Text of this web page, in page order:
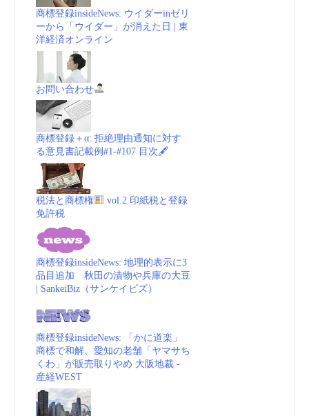
商標登録insideNews: ウイダーinゼリ
ーから「ウイダー」が消えた日 | 東
洋経済オンライン
お問い合わせ
商標登録＋α: 拒絶理由通知に対す
る意見書記載例#1-#107 目次🖋
税法と商標権
vol.2 印紙税と登録
免許税
商標登録insideNews: 地理的表示に3
品目追加 秋田の漬物や兵庫の大豆
| SankeiBiz（サンケイビズ）
商標登録insideNews: 「かに道楽」
商標で和解、愛知の老舗「ヤマサち
くわ」が販売取りやめ 大阪地裁 -
産経WEST